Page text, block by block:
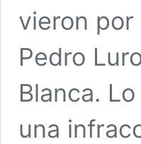
vieron
Pedro
Blanca.
una